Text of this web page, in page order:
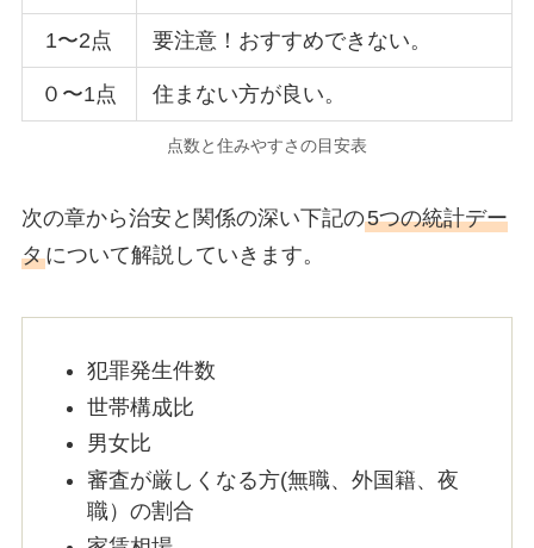
1〜2点 要注意！おすすめできない。
０〜1点 住まない方が良い。
点数と住みやすさの目安表
次の章から治安と関係の深い下記の5つの統計デー
タについて解説していきます。
犯罪発生件数
世帯構成比
男女比
審査が厳しくなる方(無職、外国籍、夜
職）の割合